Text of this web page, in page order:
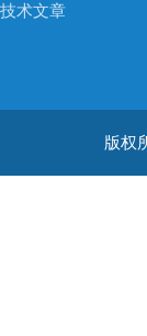
技术文章
版权